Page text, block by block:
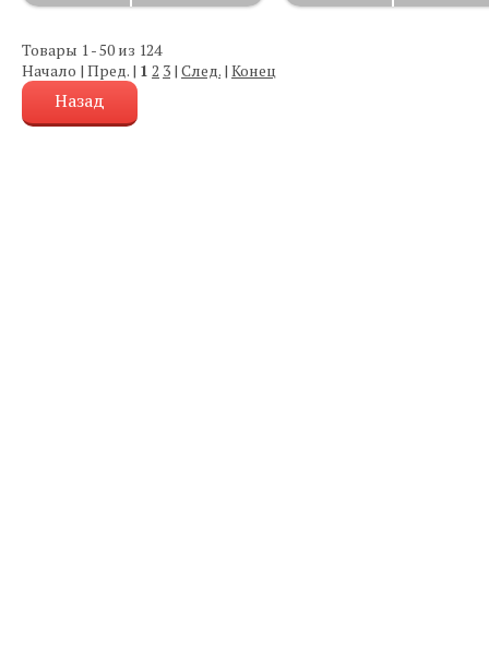
Товары 1 - 50 из 124
Начало | Пред. | 1 2 3 | След. | Конец
Назад